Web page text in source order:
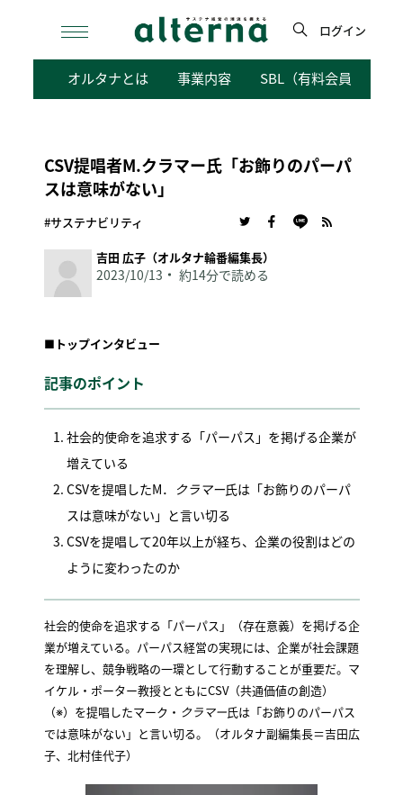
検
ログイン
オルタナとは 事業内容 SBL（有料会員向けサ
CSV提唱者M.クラマー氏「お飾りのパーパ
スは意味がない」
#サステナビリティ
吉田 広子（オルタナ輪番編集長）
2023/10/13 約14分で読める
■ トップインタビュー
記事のポイント
社会的使命を追求する「パーパス」を掲げる企業が
増えている
CSVを提唱したM． クラマー氏は「お飾りのパーパ
スは意味がない」と言い切る
CSVを提唱して20年以上が経ち、企業の役割はどの
ように変わったのか
社会的使命を追求する「パーパス」（存在意義）を掲げる企
業が増えている。パーパス経営の実現には、企業が社会課題
を理解し、競争戦略の一環として行動することが重要だ。マ
イケル・ポーター教授とともにCSV（共通価値の創造）
（※）を提唱したマーク・ クラマー氏は「お飾りのパーパス
では意味がない」と言い切る。（オルタナ副編集長＝吉田広
子、北村佳代子）